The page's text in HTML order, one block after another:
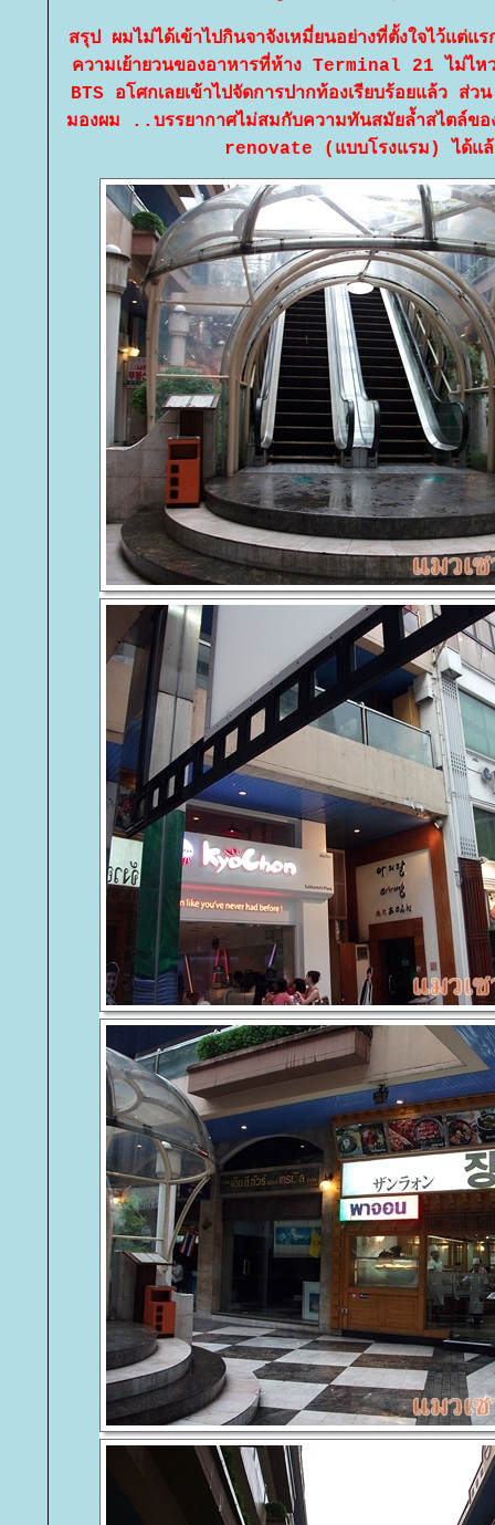
สรุป ผมไม่ได้เข้าไปกินจาจังเหมี่ยนอย่างที่ตั้งใจไว้แต่
ความเย้ายวนของอาหารที่ห้าง Terminal 21 ไม่ไห
BTS อโศกเลยเข้าไปจัดการปากท้องเรียบร้อยแล้ว
มองผม ..บรรยากาศไม่สมกับความทันสมัยล้ำสไตล์ของ
renovate (แบบโรงแรม) ได้แ